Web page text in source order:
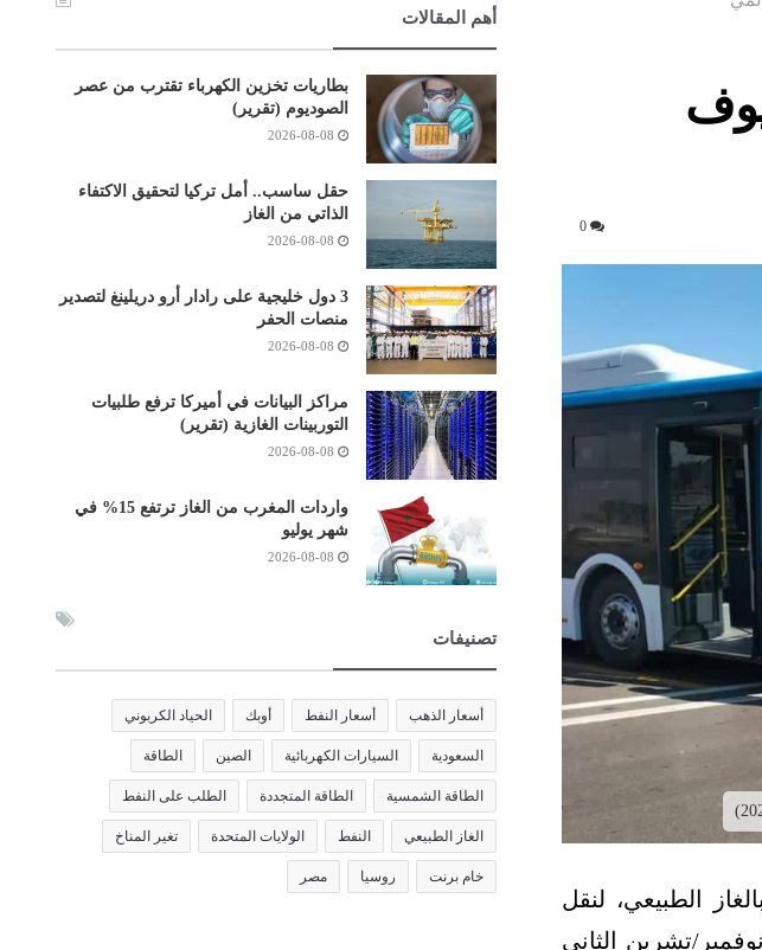
0
الطبيعي، لنقل
الحضري العالمي، الذي من المقرر عقده خلال المدة بين 4 و8 نوفمبر/تشرين الثاني
أهم المقالات
بطاريات تخزين الكهرباء تقترب من عصر
الصوديوم (تقرير)
2026-08-08
حقل ساسب.. أمل تركيا لتحقيق الاكتفاء
الذاتي من الغاز
2026-08-08
3 دول خليجية على رادار أرو دريلينغ لتصدير
منصات الحفر
2026-08-08
مراكز البيانات في أميركا ترفع طلبيات
التوربينات الغازية (تقرير)
2026-08-08
واردات المغرب من الغاز ترتفع 15% في
شهر يوليو
2026-08-08
تصنيفات
أسعار الذهب أسعار النفط أوبك الحياد الكربوني
السعودية السيارات الكهربائية الصين الطاقة
الطاقة الشمسية الطاقة المتجددة الطلب على النفط
الغاز الطبيعي النفط الولايات المتحدة تغير المناخ
خام برنت روسيا مصر